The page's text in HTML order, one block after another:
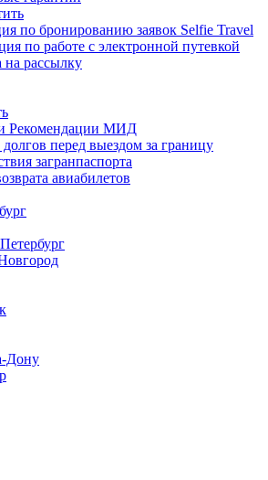
по бронированию заявок Selfie Travel
по работе с электронной путевкой
рассылку
Рекомендации МИД
перед выездом за границу
загранпаспорта
авиабилетов
Дону